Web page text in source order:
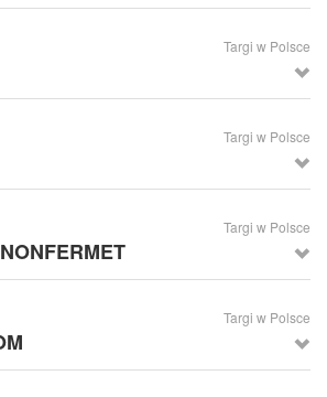
Targi Materiałów, Technologii i
Kraków
Targi w Polsce
Smarów i Płynów Technologicznych dla
Targi w Polsce
Targi Obrabiarek, Narzędzi i Technologii
Targi w Polsce
– Międzynarodowe Targi Aluminium i
Produktów z Metali Nieżelaznych, Kielce
Targi w Polsce
Przemysłowej Techniki Pomiarowej, Kielce